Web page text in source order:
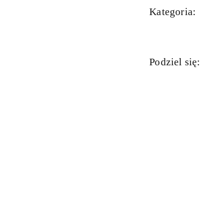
Kategoria:
Podziel się: